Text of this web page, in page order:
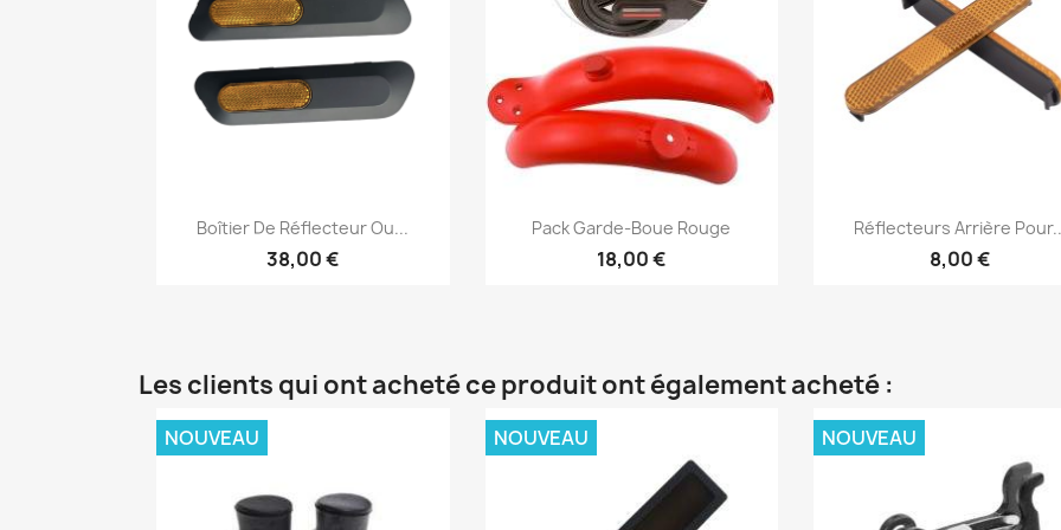
Aperçu rapide
Boîtier De Réflecteur Ou...
38,00 €
Aperçu rapide
Pack Garde-Boue Rouge
18,00 €
Aperçu rapide
Réflecteurs Arrière
8,00 €
Les clients qui ont acheté ce produit ont également acheté :
NOUVEAU NOUVEAU NOUVEAU